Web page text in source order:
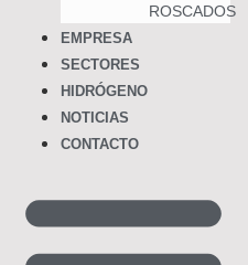
ROSCADOS
EMPRESA
SECTORES
HIDRÓGENO
NOTICIAS
CONTACTO